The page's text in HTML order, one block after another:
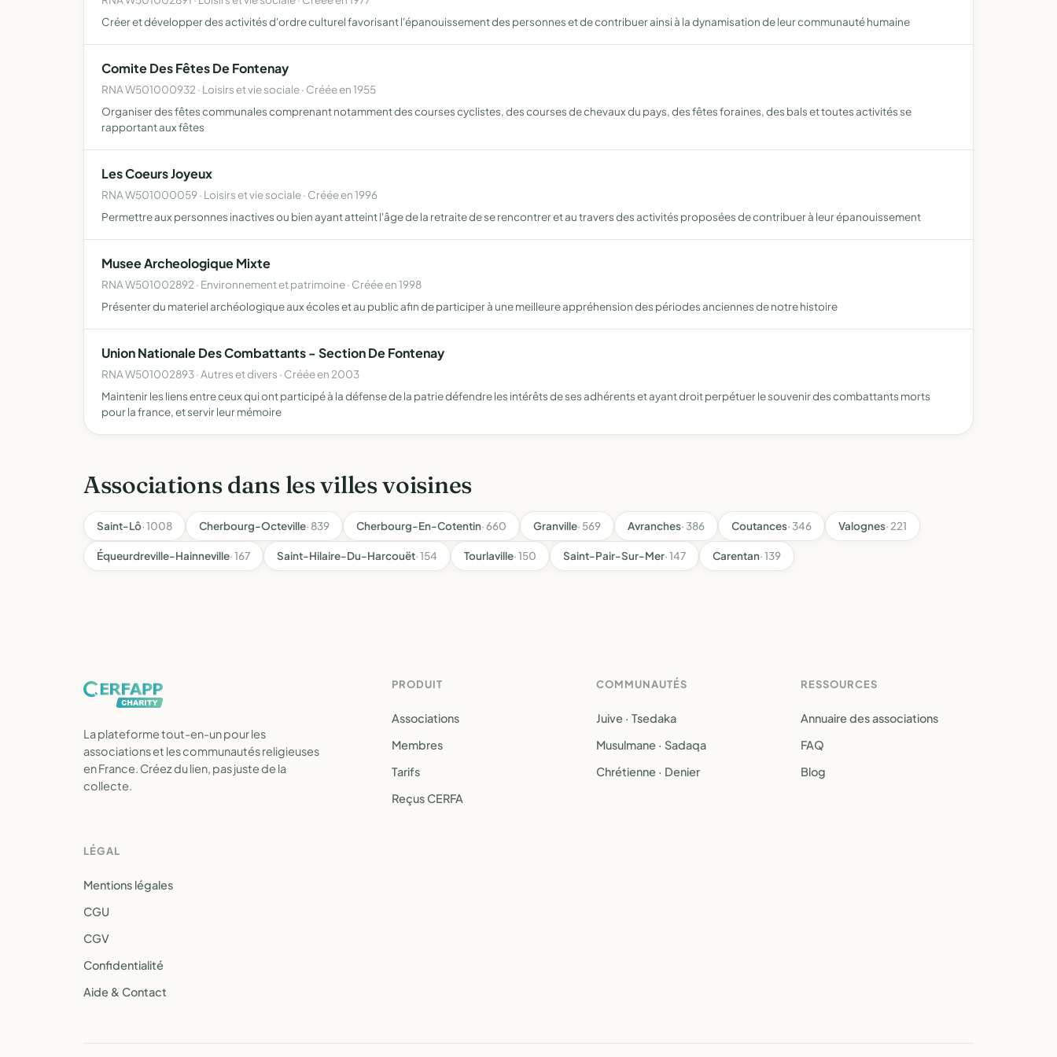
Créer et développer des activités d'ordre culturel favorisant l'épanouissement des personnes et de contribuer ainsi à la dynamisation de leur communauté humaine
Comite Des Fêtes De Fontenay
RNA W501000932 · Loisirs et vie sociale · Créée en 1955
Organiser des fêtes communales comprenant notamment des courses cyclistes, des courses de chevaux du pays, des fêtes foraines, des bals et toutes activités se
rapportant aux fêtes
Les Coeurs Joyeux
RNA W501000059 · Loisirs et vie sociale · Créée en 1996
Permettre aux personnes inactives ou bien ayant atteint l'âge de la retraite de se rencontrer et au travers des activités proposées de contribuer à leur épanouissement
Musee Archeologique Mixte
RNA W501002892 · Environnement et patrimoine · Créée en 1998
Présenter du materiel archéologique aux écoles et au public afin de participer à une meilleure appréhension des périodes anciennes de notre histoire
Union Nationale Des Combattants - Section De Fontenay
RNA W501002893 · Autres et divers · Créée en 2003
Maintenir les liens entre ceux qui ont participé à la défense de la patrie défendre les intérêts de ses adhérents et ayant droit perpétuer le souvenir des combattants morts
pour la france, et servir leur mémoire
Associations dans les villes voisines
Saint-Lô· 1008 Cherbourg-Octeville· 839 Cherbourg-En-Cotentin· 660 Granville· 569 Avranches· 386 Coutances· 346 Valognes· 221
Équeurdreville-Hainneville· 167 Saint-Hilaire-Du-Harcouët· 154 Tourlaville· 150 Saint-Pair-Sur-Mer· 147 Carentan· 139
La plateforme tout-en-un pour les
associations et les communautés religieuses
en France. Créez du lien, pas juste de la
collecte.
PRODUIT
Associations
Membres
Tarifs
Reçus CERFA
COMMUNAUTÉS
Juive · Tsedaka
Musulmane · Sadaqa
Chrétienne · Denier
RESSOURCES
Annuaire des associations
FAQ
Blog
LÉGAL
Mentions légales
CGU
CGV
Confidentialité
Aide & Contact